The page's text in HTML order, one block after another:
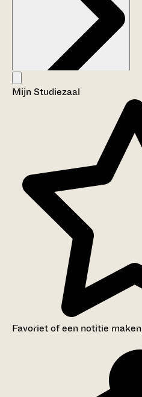
Aanwijzingen voor de gebruiker
Inventaris
Mijn Studiezaal
Favoriet of een notitie maken